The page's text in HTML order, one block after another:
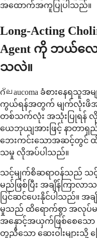
အထောက်အကူပြုပါသည်။
Long-Acting
Agent ကို ဘယ်လ
သလဲ။
ဂ്ലaucoma ခံစားနေရသူ
ကွယ်ရန်အတွက် မျက်လုံးဖိအာ
တစ်သက်လုံး အသုံးပြုရန် လို
ယေဘုယျအားဖြင့် နာတာရှည်
ဘေးကင်းသောအဆင့်တွင်
သမှု လိုအပ်ပါသည်။
သင့်မျက်စိဆရာဝန်သည် သင့်
မည်ဖြစ်ပြီး အချိန်ကြာ
ပြင်ဆင်ပေးနိုင်ပါသည်။
မှုသည် ထိရောက်စွာ အလုပ်
အနှောင့်အယှက်ဖြစ်စေသော
တူညီသော ဆေးဝါးများသို့